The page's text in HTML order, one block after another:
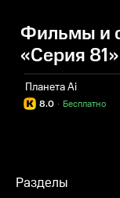
Фильмы и
«Серия 81»
Планета Ai
8.0 Бесплатно
·
Разделы